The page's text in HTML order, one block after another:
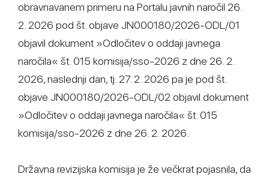
obravnavanem primeru na Portalu javnih naročil 26.
2. 2026 pod št. objave JN000180/2026-ODL/01
objavil dokument »Odločitev o oddaji javnega
naročila« št. 015 komisija/sso-2026 z dne 26. 2.
2026, naslednji dan, tj. 27. 2. 2026 pa je pod št.
objave JN000180/2026-ODL/02 objavil dokument
»Odločitev o oddaji javnega naročila« št. 015
komisija/sso-2026 z dne 26. 2. 2026.
Državna revizijska komisija je že večkrat pojasnila, da